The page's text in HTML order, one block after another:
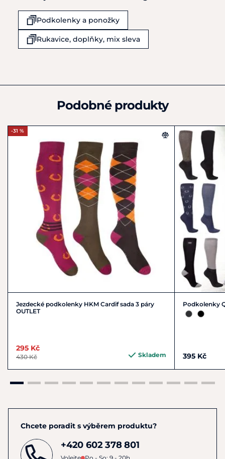
Veldenhauser Str 240
Neuenhaus
D49828
Německo
Podkolenky a ponožky
Rukavice, doplňky, mix sleva
Podobné produkty
-31 %
Jezdecké podkolenky HKM Cardif sada 3 páry
OUTLET
295 Kč
430 Kč Skladem
Podkolenky
395 Kč
Chcete poradit s výběrem produktu?
+420 602 378 801